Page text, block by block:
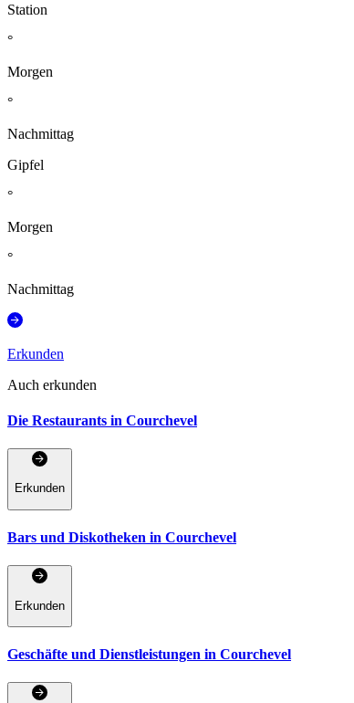
Station
°
Morgen
°
Nachmittag
Gipfel
°
Morgen
°
Nachmittag
Erkunden
Auch erkunden
Die Restaurants in Courchevel
Erkunden
Bars und Diskotheken in Courchevel
Erkunden
Geschäfte und Dienstleistungen in Courchevel